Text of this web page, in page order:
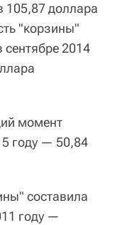
105,87 доллара
"корзины"
сентябре 2014
момент
году — 50,84
составила
году —